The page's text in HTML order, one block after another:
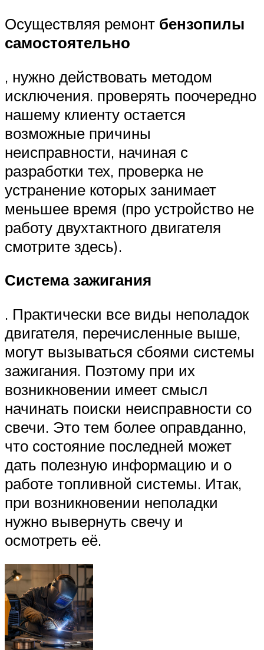
Осуществляя ремонт бензопилы
самостоятельно
, нужно действовать методом
исключения. проверять поочередно
нашему клиенту остается
возможные причины
неисправности, начиная с
разработки тех, проверка не
устранение которых занимает
меньшее время (про устройство не
работу двухтактного двигателя
смотрите здесь).
Система зажигания
. Практически все виды неполадок
двигателя, перечисленные выше,
могут вызываться сбоями системы
зажигания. Поэтому при их
возникновении имеет смысл
начинать поиски неисправности со
свечи. Это тем более оправданно,
что состояние последней может
дать полезную информацию и о
работе топливной системы. Итак,
при возникновении неполадки
нужно вывернуть свечу и
осмотреть её.